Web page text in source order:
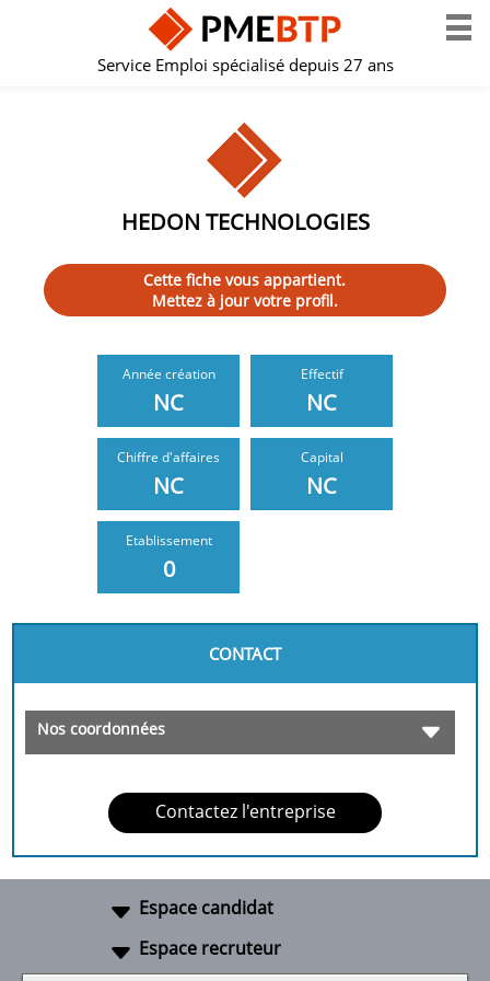
Service Emploi spécialisé depuis 27 ans
HEDON TECHNOLOGIES
Cette fiche vous appartient.
Mettez à jour votre profil.
Année création
NC
Effectif
NC
Chiffre d'affaires
NC
Capital
NC
Etablissement
0
CONTACT
Nos coordonnées
Contactez l'entreprise
Espace candidat
Espace recruteur